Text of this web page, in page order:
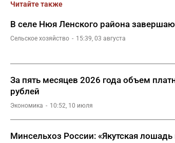
Читайте также
В селе Нюя Ленского района
Сельское хозяйство 15:39, 03 августа
За пять месяцев 2026 года объем
рублей
Экономика 10:52, 10 июля
Минсельхоз России: «Якутская